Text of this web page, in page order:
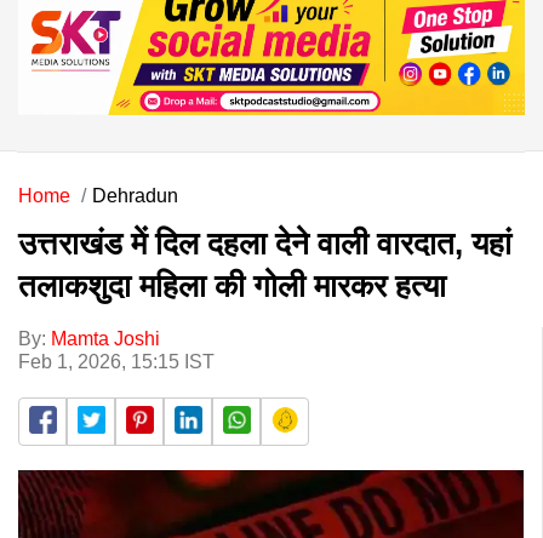
Home Dehradun
उत्तराखंड में दिल दहला देने वाली वारदात, यहां
तलाकशुदा महिला की गोली मारकर हत्या
By: Mamta Joshi
Feb 1, 2026, 15:15 IST